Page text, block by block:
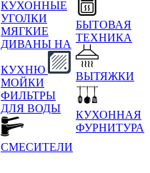
КУХОННЫЕ
УГОЛКИ
МЯГКИЕ
ДИВАНЫ НА
КУХНЮ
МОЙКИ
ФИЛЬТРЫ
ДЛЯ ВОДЫ
СМЕСИТЕЛИ
БЫТОВАЯ
ТЕХНИКА
ВЫТЯЖКИ
КУХОННАЯ
ФУРНИТУРА